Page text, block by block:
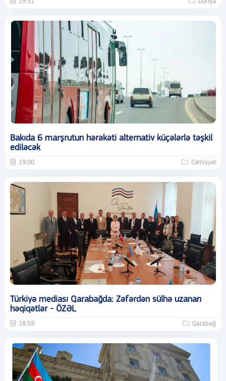
Bakıda 6 marşrutun hərəkəti alternativ küçələrlə təşkil
ediləcək
19:00 Cəmiyyət
Türkiyə mediası Qarabağda: Zəfərdən sülhə uzanan
həqiqətlər - ÖZƏL
18:59 Qarabağ